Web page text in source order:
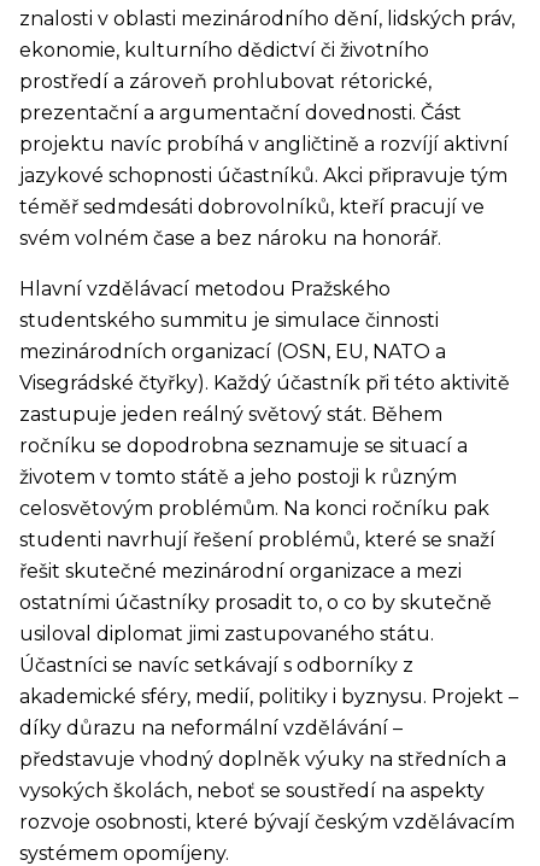
znalosti v oblasti mezinárodního dění, lidských práv,
ekonomie, kulturního dědictví či životního
prostředí a zároveň prohlubovat rétorické,
prezentační a argumentační dovednosti. Část
projektu navíc probíhá v angličtině a rozvíjí aktivní
jazykové schopnosti účastníků. Akci připravuje tým
téměř sedmdesáti dobrovolníků, kteří pracují ve
svém volném čase a bez nároku na honorář.
Hlavní vzdělávací metodou Pražského
studentského summitu je simulace činnosti
mezinárodních organizací (OSN, EU, NATO a
Visegrádské čtyřky). Každý účastník při této aktivitě
zastupuje jeden reálný světový stát. Během
ročníku se dopodrobna seznamuje se situací a
životem v tomto státě a jeho postoji k různým
celosvětovým problémům. Na konci ročníku pak
studenti navrhují řešení problémů, které se snaží
řešit skutečné mezinárodní organizace a mezi
ostatními účastníky prosadit to, o co by skutečně
usiloval diplomat jimi zastupovaného státu.
Účastníci se navíc setkávají s odborníky z
akademické sféry, medií, politiky i byznysu. Projekt –
díky důrazu na neformální vzdělávání –
představuje vhodný doplněk výuky na středních a
vysokých školách, neboť se soustředí na aspekty
rozvoje osobnosti, které bývají českým vzdělávacím
systémem opomíjeny.